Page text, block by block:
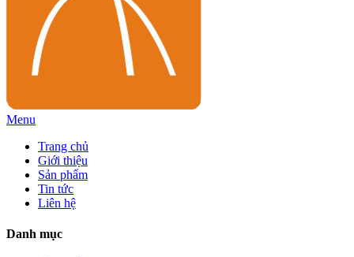
Menu
Trang chủ
Giới thiệu
Sản phẩm
Tin tức
Liên hệ
Danh mục